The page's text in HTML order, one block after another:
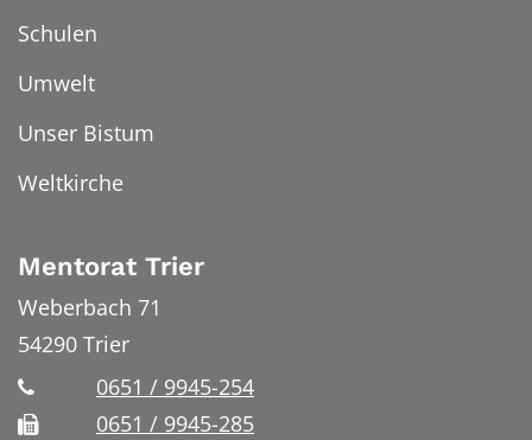
Schulen
Umwelt
Unser Bistum
Weltkirche
Mentorat Trier
Weberbach 71
54290 Trier
0651 / 9945-254
0651 / 9945-285